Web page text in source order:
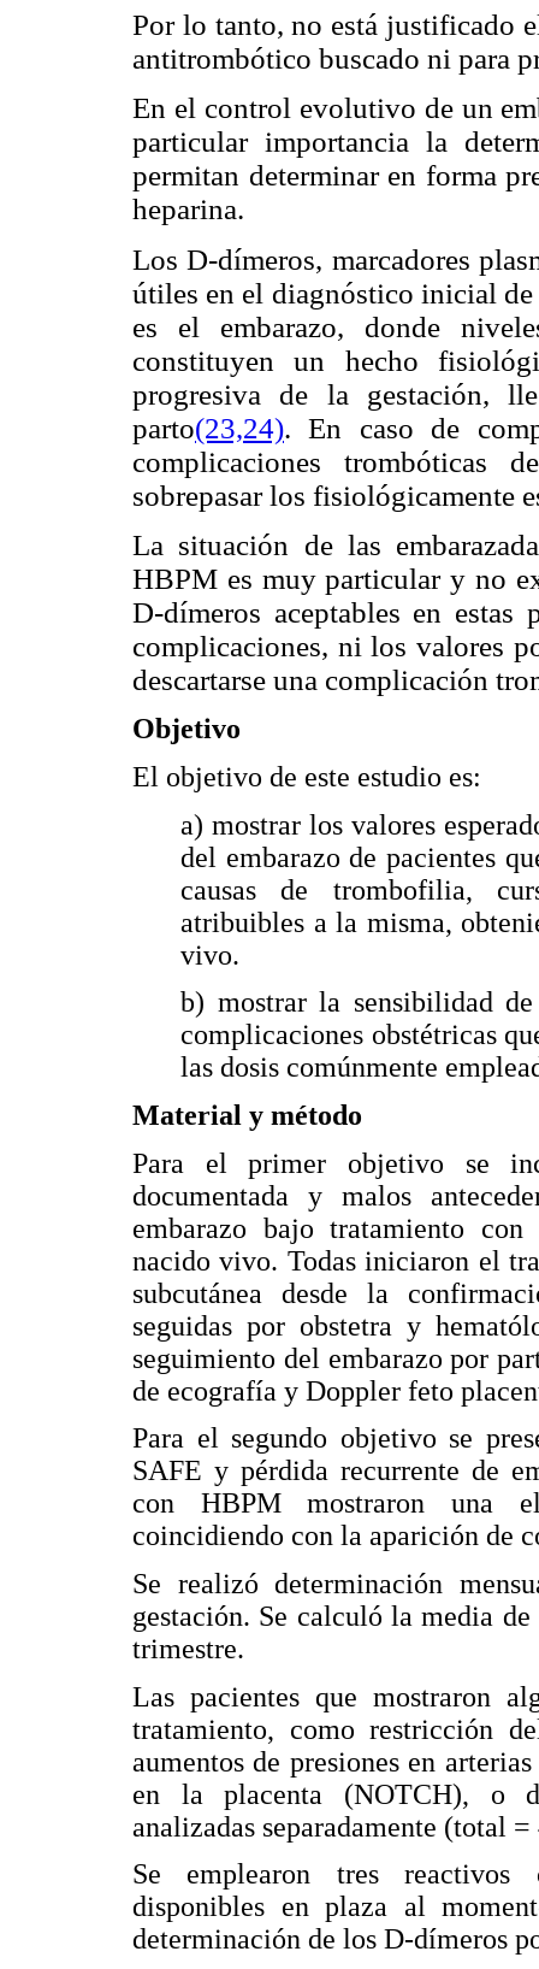
Por lo tanto, no está justificado
antitrombótico buscado ni para
En el control evolutivo de un
particular importancia la
permitan determinar en forma
heparina.
Los D-dímeros, marcadores
útiles en el diagnóstico inicial
es el embarazo, donde
constituyen un hecho
progresiva de la gestación,
parto(23,24). En caso de
complicaciones trombóticas
sobrepasar los fisiológicamente
La situación de las
HBPM es muy particular y no
D-dímeros aceptables en estas
complicaciones, ni los valores
descartarse una complicación
Objetivo
El objetivo de este estudio es:
a) mostrar los valores
del embarazo de pacientes
causas de trombofilia,
atribuibles a la misma,
vivo.
b) mostrar la sensibilidad
complicaciones obstétricas
las dosis comúnmente
Material y método
Para el primer objetivo se
documentada y malos
embarazo bajo tratamiento
nacido vivo. Todas iniciaron el
subcutánea desde la
seguidas por obstetra y
seguimiento del embarazo por
de ecografía y Doppler feto
Para el segundo objetivo se
SAFE y pérdida recurrente de
con HBPM mostraron una
coincidiendo con la aparición de
Se realizó determinación
gestación. Se calculó la media
trimestre.
Las pacientes que mostraron
tratamiento, como restricción
aumentos de presiones en
en la placenta (NOTCH), o
analizadas separadamente (total =
Se emplearon tres reactivos
disponibles en plaza al
determinación de los D-dímeros